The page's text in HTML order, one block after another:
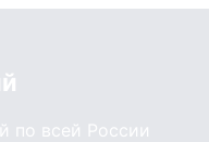
по всей России